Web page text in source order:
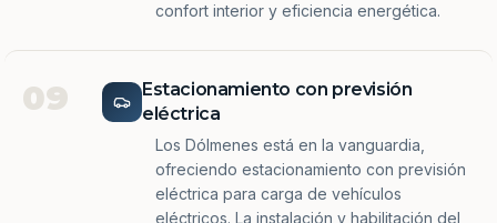
confort interior y eficiencia energética.
09
Estacionamiento con previsión
eléctrica
Los Dólmenes está en la vanguardia,
ofreciendo estacionamiento con previsión
eléctrica para carga de vehículos
eléctricos. La instalación y habilitación del